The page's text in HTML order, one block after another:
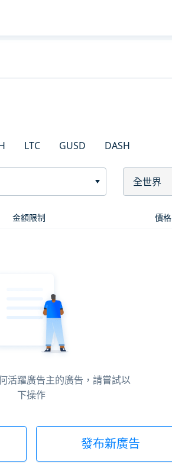
LTC GUSD DASH
全世界
金額限制 價格
活躍廣告主的廣告，請嘗試以
下操作
發布新廣告